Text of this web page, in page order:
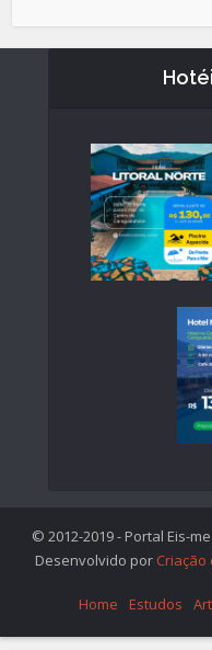
© 2012-2019 - Portal Eis-
Desenvolvido por Criação
Home Estudos